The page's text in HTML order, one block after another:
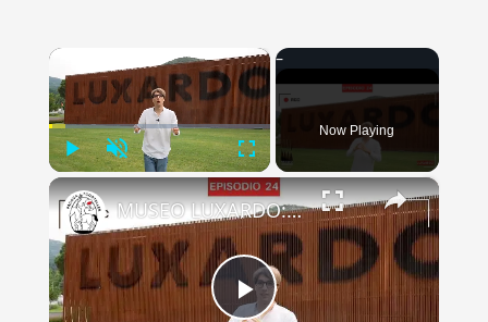
×
Play Unmute Fullscreen
Now Playing
×
MUSEO LUXARDO: Un Viaggio nel Tempo e nel Gusto